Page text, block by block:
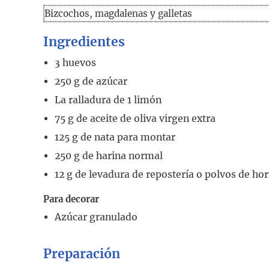
Bizcochos, magdalenas y galletas
Ingredientes
3 huevos
250 g de azúcar
La ralladura de 1 limón
75 g de aceite de oliva virgen extra
125 g de nata para montar
250 g de harina normal
12 g de levadura de repostería o polvos de
Para decorar
Azúcar granulado
Preparación